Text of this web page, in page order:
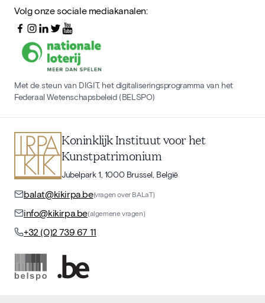
Volg onze sociale mediakanalen:
Met de steun van DIGIT, het digitaliseringsprogramma van het
Federaal Wetenschapsbeleid (BELSPO)
Koninklijk Instituut voor het
Kunstpatrimonium
Jubelpark 1, 1000 Brussel, België
balat@kikirpa.be(vragen over BALaT)
info@kikirpa.be(algemene vragen)
+32 (0)2 739 67 11